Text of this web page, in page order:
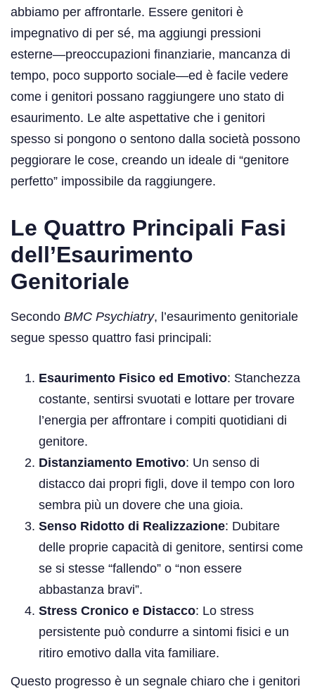
abbiamo per affrontarle. Essere genitori è
impegnativo di per sé, ma aggiungi pressioni
esterne—preoccupazioni finanziarie, mancanza di
tempo, poco supporto sociale—ed è facile vedere
come i genitori possano raggiungere uno stato di
esaurimento. Le alte aspettative che i genitori
spesso si pongono o sentono dalla società possono
peggiorare le cose, creando un ideale di “genitore
perfetto” impossibile da raggiungere.
Le Quattro Principali Fasi
dell’Esaurimento
Genitoriale
Secondo BMC Psychiatry, l’esaurimento genitoriale
segue spesso quattro fasi principali:
Esaurimento Fisico ed Emotivo: Stanchezza
costante, sentirsi svuotati e lottare per trovare
l’energia per affrontare i compiti quotidiani di
genitore.
Distanziamento Emotivo: Un senso di
distacco dai propri figli, dove il tempo con loro
sembra più un dovere che una gioia.
Senso Ridotto di Realizzazione: Dubitare
delle proprie capacità di genitore, sentirsi come
se si stesse “fallendo” o “non essere
abbastanza bravi”.
Stress Cronico e Distacco: Lo stress
persistente può condurre a sintomi fisici e un
ritiro emotivo dalla vita familiare.
Questo progresso è un segnale chiaro che i genitori